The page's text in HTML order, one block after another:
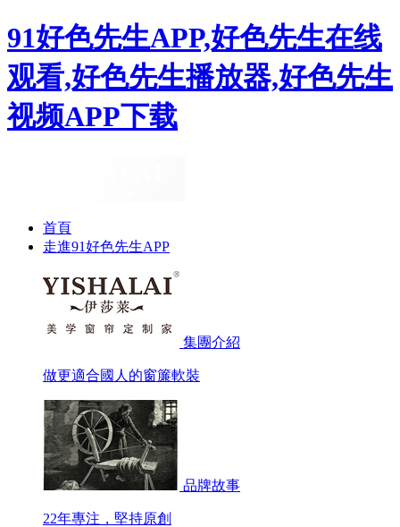
91好色先生APP,好色先生在线
观看,好色先生播放器,好色先生
视频APP下载
首頁
走進91好色先生APP
集團介紹
做更適合國人的窗簾軟裝
品牌故事
22年專注，堅持原創